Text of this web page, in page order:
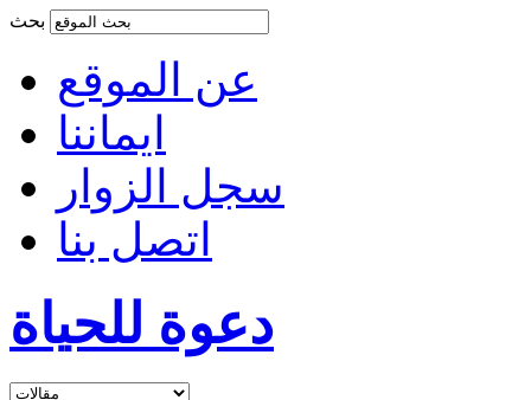
عن الموقع
ايماننا
سجل الزوار
اتصل بنا
دعوة للحياة